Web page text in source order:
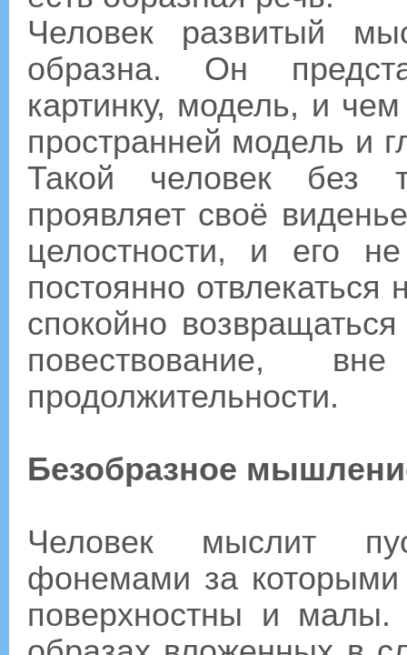
Человек развитый
образна. Он
картинку, модель, и
пространней модель и
Такой человек без
проявляет своё
целостности, и его
постоянно
спокойно
повествование,
продолжительности.
Безобразное
Человек мыслит
фонемами за которыми
поверхностны и